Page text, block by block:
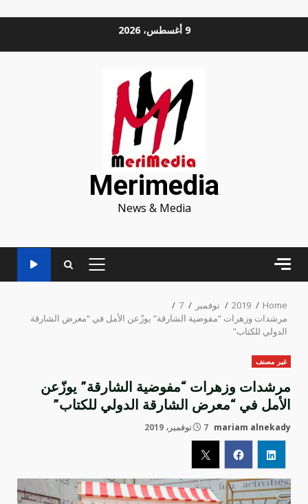
9 أغسطس، 2026
Merimedia
News & Media
PRIMARY
Home
2019 نوفمبر
7
مرشدات وزهرات “مفوضية الشارقة” يوزّعن الأمل في “معرض الشارقة
الدولي للكتاب”
غير مصنف
مرشدات وزهرات “مفوضية الشارقة” يوزّعن
الأمل في “معرض الشارقة الدولي للكتاب”
mariam alnekady 7 نوفمبر، 2019